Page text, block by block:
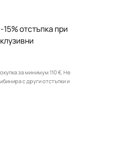
отстъпка при
за минимум 110 €. Не
с други отстъпки и